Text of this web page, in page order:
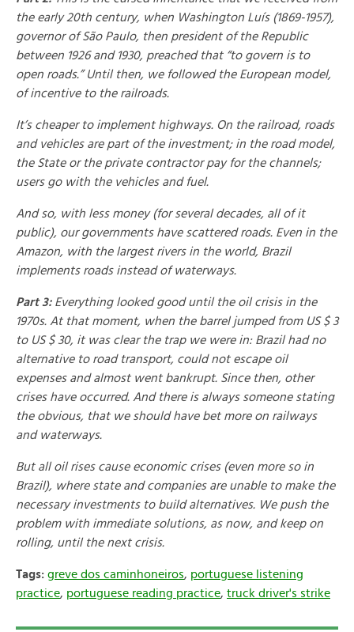
the early 20th century, when Washington Luís (1869-1957),
governor of São Paulo, then president of the Republic
between 1926 and 1930, preached that “to govern is to
open roads.” Until then, we followed the European model,
of incentive to the railroads.
It’s cheaper to implement highways. On the railroad, roads
and vehicles are part of the investment; in the road model,
the State or the private contractor pay for the channels;
users go with the vehicles and fuel.
And so, with less money (for several decades, all of it
public), our governments have scattered roads. Even in the
Amazon, with the largest rivers in the world, Brazil
implements roads instead of waterways.
Part 3: Everything looked good until the oil crisis in the
1970s. At that moment, when the barrel jumped from US $ 3
to US $ 30, it was clear the trap we were in: Brazil had no
alternative to road transport, could not escape oil
expenses and almost went bankrupt. Since then, other
crises have occurred. And there is always someone stating
the obvious, that we should have bet more on railways
and waterways.
But all oil rises cause economic crises (even more so in
Brazil), where state and companies are unable to make the
necessary investments to build alternatives. We push the
problem with immediate solutions, as now, and keep on
rolling, until the next crisis.
Tags: greve dos caminhoneiros, portuguese listening
practice, portuguese reading practice, truck driver's strike